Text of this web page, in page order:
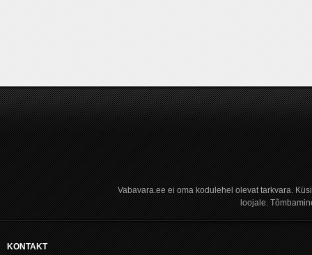
Vabavara.ee ei oma kodulehel olevat tarkvara.
loojale.
KONTAKT